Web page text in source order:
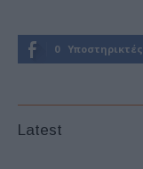
0 Υποστηρικτές
Latest